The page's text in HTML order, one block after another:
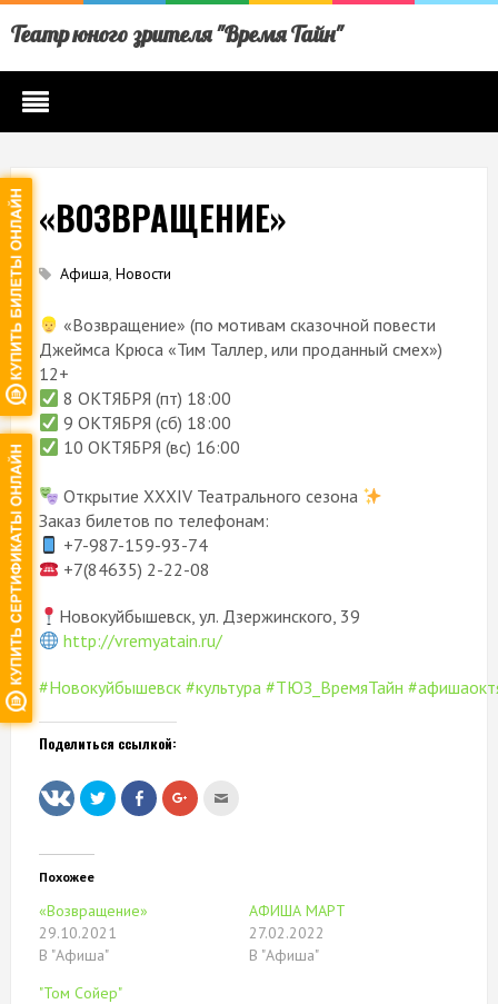
Театр юного зрителя "Время Тайн"
«ВОЗВРАЩЕНИЕ»
Афиша, Новости
«Возвращение» (по мотивам сказочной повести
Джеймса Крюса «Тим Таллер, или проданный смех»)
12+
8 ОКТЯБРЯ (пт) 18:00
9 ОКТЯБРЯ (сб) 18:00
10 ОКТЯБРЯ (вс) 16:00
Открытие XXXIV Театрального сезона
Заказ билетов по телефонам:
+7-987-159-93-74
+7(84635) 2-22-08
Новокуйбышевск, ул. Дзержинского, 39
http://vremyatain.ru/
#Новокуйбышевск #культура #ТЮЗ_ВремяТайн
Поделиться ссылкой:
Нажмите,
чтобы
поделиться
Нажмите
здесь,
чтобы
Нажмите,
чтобы
Похожее
«Возвращение»
29.10.2021
В "Афиша"
АФИША МАРТ
27.02.2022
В "Афиша"
"Том Сойер"